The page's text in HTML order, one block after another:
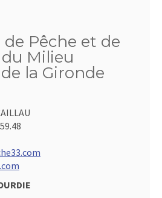
Pêche et de
Milieu
la Gironde